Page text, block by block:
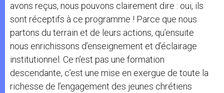
avons reçus, nous pouvons clairement dire : oui, ils
sont réceptifs à ce programme ! Parce que nous
partons du terrain et de leurs actions, qu’ensuite
nous enrichissons d’enseignement et d’éclairage
institutionnel. Ce n’est pas une formation
descendante, c’est une mise en exergue de toute la
richesse de l’engagement des jeunes chrétiens